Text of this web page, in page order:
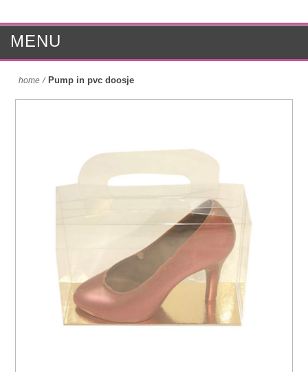
MENU
home / Pump in pvc doosje